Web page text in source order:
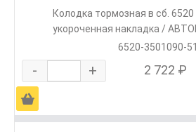
Колодка тормозная в сб.
укороченная накладка /
6520-3501090-51
- + 2 722 ₽
Ä